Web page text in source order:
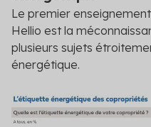
Le premier
Hellio est la
plusieurs sujets
énergétique.